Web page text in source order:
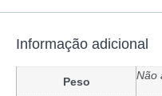
Informação adicional
Peso Não